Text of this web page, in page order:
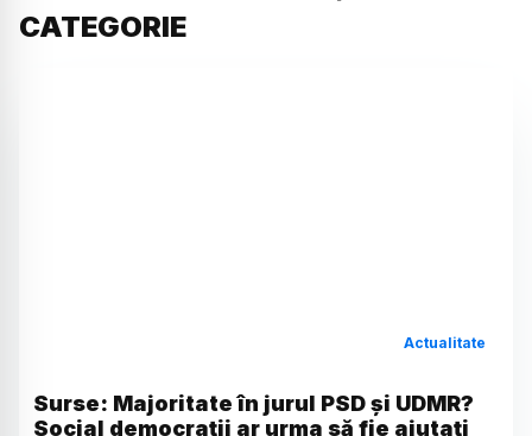
CATEGORIE
Actualitate
Surse: Majoritate în jurul PSD și UDMR?
Social democrații ar urma să fie ajutați